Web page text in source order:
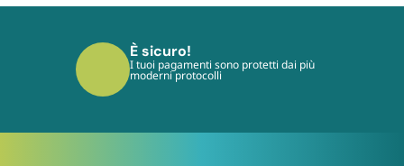
È sicuro!
I tuoi pagamenti sono protetti dai più
moderni protocolli